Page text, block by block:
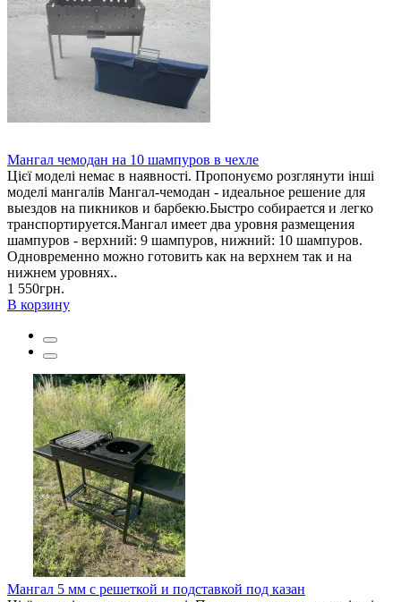
Мангал чемодан на 10 шампуров в чехле
Цієї моделі немає в наявності. Пропонуємо розглянути інші
моделі мангалів Мангал-чемодан - идеальное решение для
выездов на пикников и барбекю.Быстро собирается и легко
транспортируется.Мангал имеет два уровня размещения
шампуров - верхний: 9 шампуров, нижний: 10 шампуров.
Одновременно можно готовить как на верхнем так и на
нижнем уровнях..
1 550грн.
В корзину
Мангал 5 мм с решеткой и подставкой под казан